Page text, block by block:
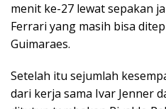
menit ke-27 lewat sepakan
Ferrari yang masih bisa
Guimaraes.
Setelah itu sejumlah
dari kerja sama Ivar Jenner